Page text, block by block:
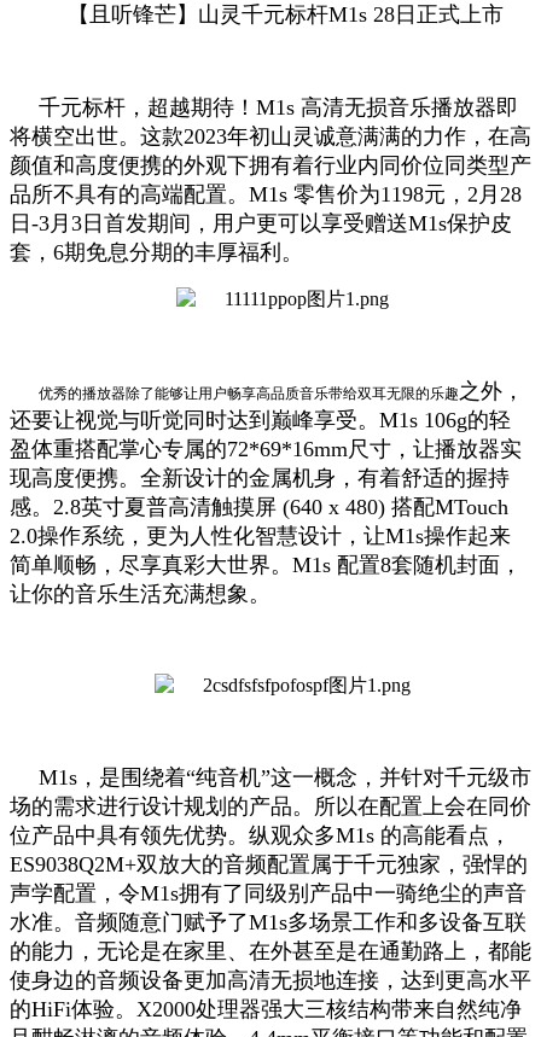
【且听锋芒】山灵千元标杆M1s 28日正式上市
千元标杆，超越期待！M1s 高清无损音乐播放器即
将横空出世。这款2023年初山灵诚意满满的力作，在高
颜值和高度便携的外观下拥有着行业内同价位同类型产
品所不具有的高端配置。M1s 零售价为1198元，2月28
日-3月3日首发期间，用户更可以享受赠送M1s保护皮
套，6期免息分期的丰厚福利。
优秀的播放器除了能够让用户畅享高品质音乐带给双耳无限的乐趣 之外，
还要让视觉与听觉同时达到巅峰享受。M1s 106g的轻
盈体重搭配掌心专属的72*69*16mm尺寸，让播放器实
现高度便携。全新设计的金属机身，有着舒适的握持
感。2.8英寸夏普高清触摸屏 (640 x 480) 搭配MTouch
2.0操作系统，更为人性化智慧设计，让M1s操作起来
简单顺畅，尽享真彩大世界。M1s 配置8套随机封面，
让你的音乐生活充满想象。
M1s，是围绕着“纯音机”这一概念，并针对千元级市
场的需求进行设计规划的产品。所以在配置上会在同价
位产品中具有领先优势。纵观众多M1s 的高能看点，
ES9038Q2M+双放大的音频配置属于千元独家，强悍的
声学配置，令M1s拥有了同级别产品中一骑绝尘的声音
水准。音频随意门赋予了M1s多场景工作和多设备互联
的能力，无论是在家里、在外甚至是在通勤路上，都能
使身边的音频设备更加高清无损地连接，达到更高水平
的HiFi体验。X2000处理器强大三核结构带来自然纯净